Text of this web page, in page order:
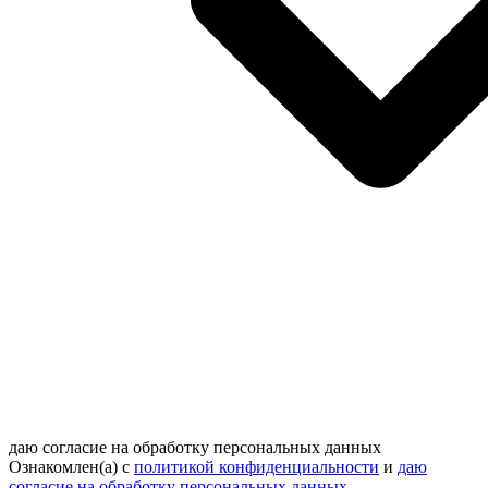
даю согласие на обработку персональных данных
Ознакомлен(а) с политикой конфиденциальности и даю